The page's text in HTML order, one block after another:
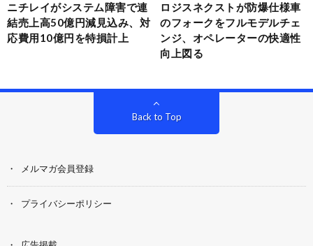
ニチレイがシステム障害で連
結売上高50億円減見込み、対
応費用10億円を特損計上
ロジスネクストが防爆仕様車
のフォークをフルモデルチェ
ンジ、オペレーターの快適性
向上図る
Back to Top
メルマガ会員登録
プライバシーポリシー